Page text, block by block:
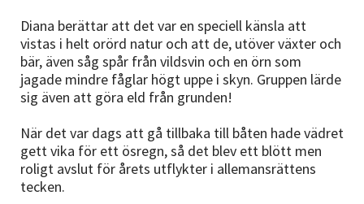
Diana berättar att det var en speciell känsla att
vistas i helt orörd natur och att de, utöver växter och
bär, även såg spår från vildsvin och en örn som
jagade mindre fåglar högt uppe i skyn. Gruppen lärde
sig även att göra eld från grunden!
När det var dags att gå tillbaka till båten hade vädret
gett vika för ett ösregn, så det blev ett blött men
roligt avslut för årets utflykter i allemansrättens
tecken.